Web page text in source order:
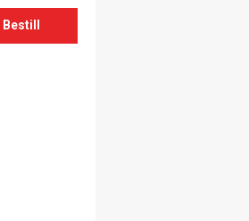
Bestill